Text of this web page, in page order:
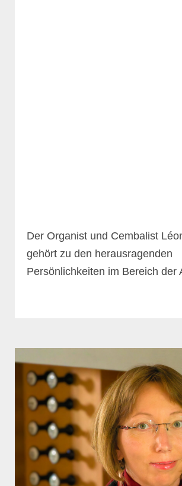
Der Organist und Cembalist
gehört zu den herausragenden
Persönlichkeiten im Bereich der